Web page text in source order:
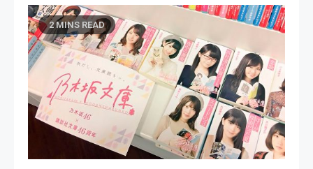
2 MINS READ